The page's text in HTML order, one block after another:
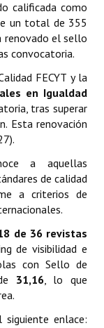
calificada como
un total de 355
renovado el sello
convocatoria.
FECYT y la
en Igualdad
tras superar
Esta renovación
a aquellas
de calidad
a criterios de
de 36 revistas
de visibilidad e
con Sello de
31,16, lo que
enlace: